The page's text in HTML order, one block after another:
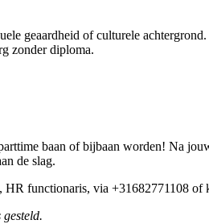
geaardheid of culturele achtergrond.
zonder diploma.
baan of bijbaan worden! Na
de slag.
functionaris, via +31682771108 of